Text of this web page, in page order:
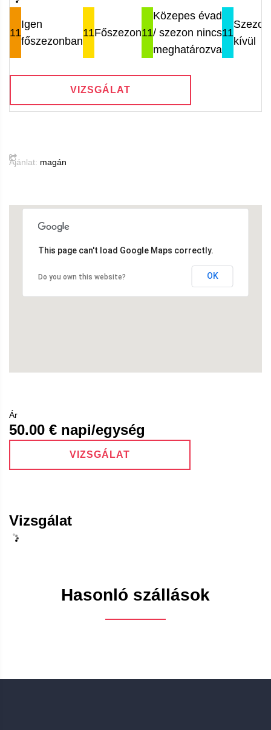
11
Igen
főszezonban
11Főszezon11
Közepes évad
/ szezon nincs
meghatározva
11
kívül
VIZSGÁLAT
Ajánlat: magán
This page can't load Google Maps correctly.
Do you own this website? OK
Ár
50.00 € napi/egység
VIZSGÁLAT
Vizsgálat
Hasonló szállások